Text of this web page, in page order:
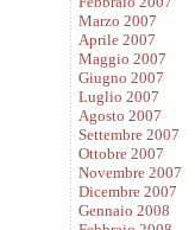
Marzo 2007
Aprile 2007
Maggio 2007
Giugno 2007
Luglio 2007
Agosto 2007
Settembre 2007
Ottobre 2007
Novembre 2007
Dicembre 2007
Gennaio 2008